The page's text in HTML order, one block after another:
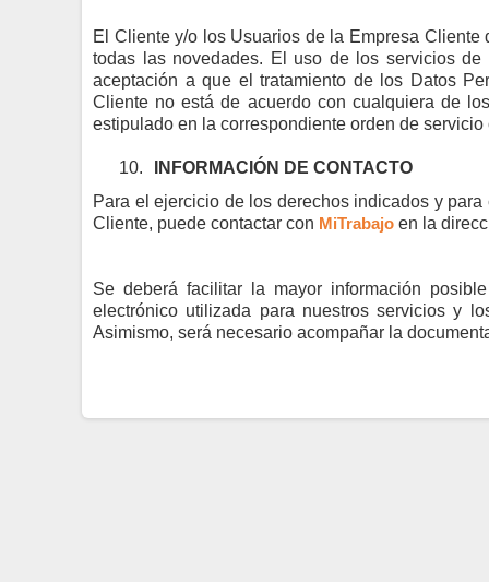
El Cliente y/o los Usuarios de la Empresa
todas las novedades. El uso de los servicios de
aceptación a que el tratamiento de los Datos
Cliente no está de acuerdo con cualquiera de
estipulado en la correspondiente orden de
10.
INFORMACIÓN DE CONTACTO
Para el ejercicio de los derechos indicados y
Cliente, puede contactar con MiTrabajo en la
Se deberá facilitar la mayor información
electrónico utilizada para nuestros servicios y
Asimismo, será necesario acompañar la